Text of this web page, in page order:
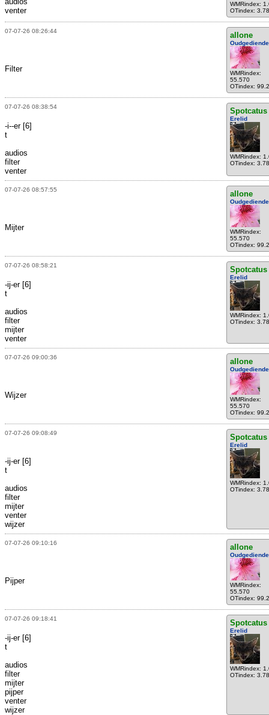
WMRindex:
OTindex:
venter
07-07-26 08:26:44 allone
Oudgediende
WMRindex:
55.570
OTindex:
Filter
07-07-26 08:38:54 Spotcatus
Erelid
WMRindex:
OTindex:
-i--er [6]
t
audios
filter
venter
07-07-26 08:57:55 allone
Oudgediende
WMRindex:
55.570
OTindex:
Mijter
07-07-26 08:58:21 Spotcatus
Erelid
WMRindex:
OTindex:
-ij-er [6]
t
audios
filter
mijter
venter
07-07-26 09:00:36 allone
Oudgediende
WMRindex:
55.570
OTindex:
Wijzer
07-07-26 09:08:49 Spotcatus
Erelid
WMRindex:
OTindex:
-ij-er [6]
t
audios
filter
mijter
venter
wijzer
07-07-26 09:10:16 allone
Oudgediende
WMRindex:
55.570
OTindex:
Pijper
07-07-26 09:18:41 Spotcatus
Erelid
WMRindex:
OTindex:
-ij-er [6]
t
audios
filter
mijter
pijper
venter
wijzer